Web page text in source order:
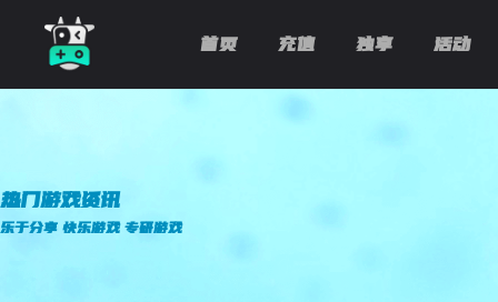
首页 充值 独享 活动
热门游戏资讯
乐于分享 快乐游戏 专研游戏